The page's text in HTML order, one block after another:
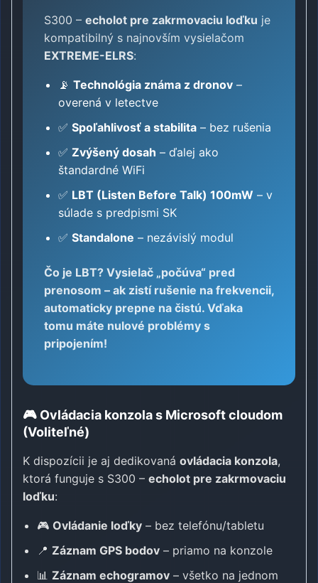
S300 – echolot pre zakrmovaciu loďku je
kompatibilný s najnovším vysielačom
EXTREME-ELRS:
📡 Technológia známa z dronov –
overená v letectve
✅ Spoľahlivosť a stabilita – bez rušenia
✅ Zvýšený dosah – ďalej ako
štandardné WiFi
✅ LBT (Listen Before Talk) 100mW – v
súlade s predpismi SK
✅ Standalone – nezávislý modul
Čo je LBT? Vysielač „počúva“ pred
prenosom – ak zistí rušenie na frekvencii,
automaticky prepne na čistú. Vďaka
tomu máte nulové problémy s
pripojením!
🎮 Ovládacia konzola s Microsoft cloudom
(Voliteľné)
K dispozícii je aj dedikovaná ovládacia konzola,
ktorá funguje s S300 – echolot pre zakrmovaciu
loďku:
🎮 Ovládanie loďky – bez telefónu/tabletu
📍 Záznam GPS bodov – priamo na konzole
📊 Záznam echogramov – všetko na jednom